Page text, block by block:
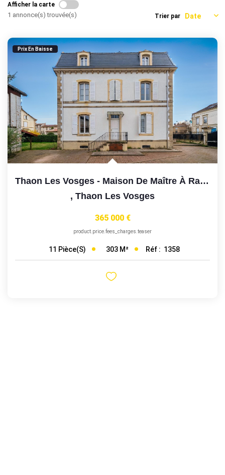
Afficher la carte
1 annonce(s) trouvée(s) Trier par
Prix En Baisse
Thaon Les Vosges - Maison De Maître À Rafraîchir - 11...
, Thaon Les Vosges
365 000 €
product.price.fees_charges.teaser
11 Pièce(s) 303 M² Réf : 1358